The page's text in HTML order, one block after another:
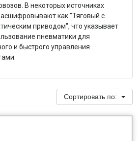
В некоторых источниках
как "Тяговый с
приводом", что указывает
пневматики для
и быстрого управления
Сортировать по: